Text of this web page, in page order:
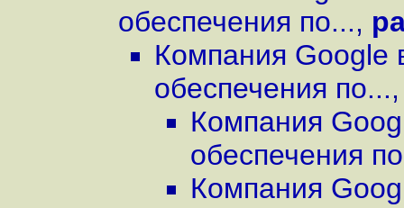
обеспечения по...,
Компания Google
обеспечения по...
Компания
обеспечения
Компания